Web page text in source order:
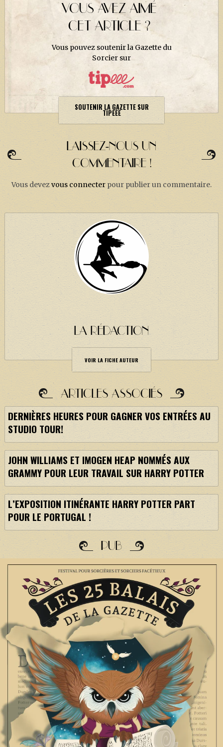
VOUS AVEZ AIMÉ
CET ARTICLE ?
Vous pouvez soutenir la Gazette du
Sorcier sur
SOUTENIR LA GAZETTE SUR
TIPEEE
LAISSEZ-NOUS UN
COMMENTAIRE !
Vous devezvous connecter pour publier un commentaire.
LA RÉDACTION
VOIR LA FICHE AUTEUR
ARTICLES ASSOCIÉS
DERNIÈRES HEURES POUR GAGNER VOS ENTRÉES AU
STUDIO TOUR!
JOHN WILLIAMS ET IMOGEN HEAP NOMMÉS AUX
GRAMMY POUR LEUR TRAVAIL SUR HARRY POTTER
L’EXPOSITION ITINÉRANTE HARRY POTTER PART
POUR LE PORTUGAL !
PUB